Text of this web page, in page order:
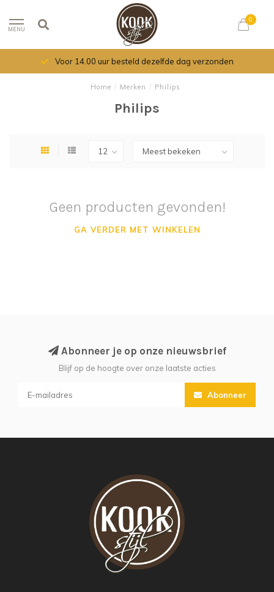
MENU
0
Voor 14.00 uur besteld dezelfde dag verzonden
Home / Merken / Philips
Philips
Geen producten gevonden!
GA VERDER MET WINKELEN
Abonneer je op onze nieuwsbrief
Blijf op de hoogte over onze laatste acties
Abonneer